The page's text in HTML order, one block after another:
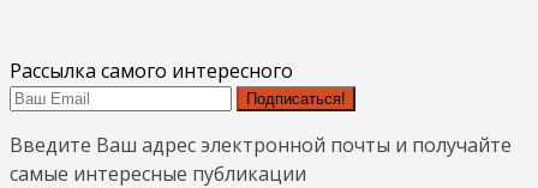
Рассылка самого интересного
Подписаться!
Введите Ваш адрес электронной почты и получайте
самые интересные публикации